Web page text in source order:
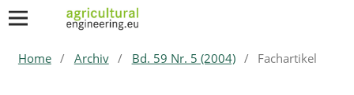
Home / Archiv / Bd. 59 Nr. 5 (2004) / Fachartikel